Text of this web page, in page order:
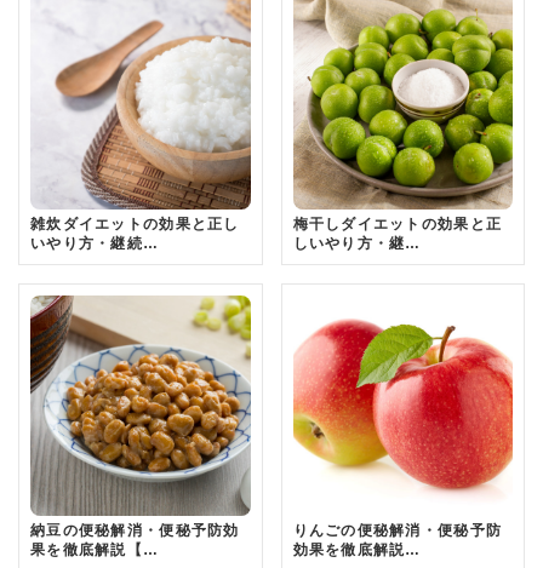
雑炊ダイエットの効果と正し
いやり方・継続…
梅干しダイエットの効果と正
しいやり方・継…
納豆の便秘解消・便秘予防効
果を徹底解説【…
りんごの便秘解消・便秘予防
効果を徹底解説…